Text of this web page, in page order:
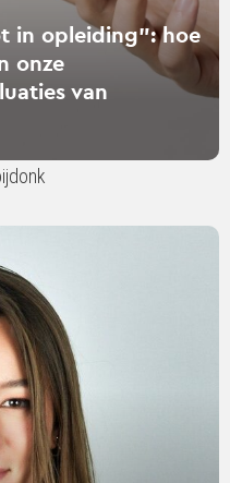
in opleiding”: hoe
onze
van